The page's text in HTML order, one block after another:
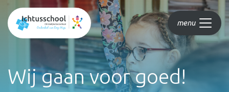
menu
Wij gaan voor goed!